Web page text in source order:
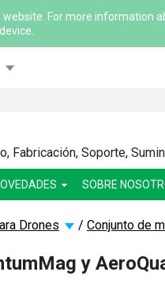
For more information
Fabricación, Soporte,
SOBRE
Drones / Conjunto de
y